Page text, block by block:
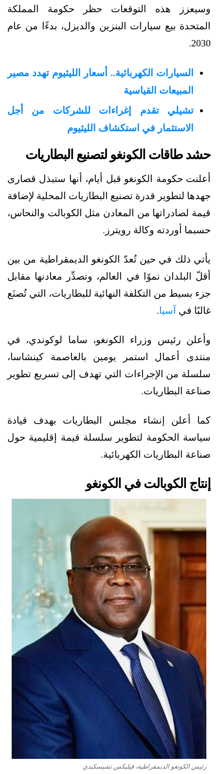
وسيعزز هذه التوقعات حظر حكومة المملكة
المتحدة بيع سيارات البنزين والديزل، بدءًا من عام
2030.
السيارات الكهربائية.. أسعار الليثيوم تهدد مصير
المبيعات القياسية
تشيلي تقدم إغراءات للشركات من أجل
الاستثمار في استكشاف الليثيوم
حشد طاقات الكونغو لتصنيع البطاريات
أعلنت حكومة الكونغو قبل أيام، أنها ستبذل قصارى
جهدها لتطوير قدرة تصنيع البطاريات المحلية لإضافة
قيمة لصادراتها من المعادن مثل الكوبالت والنحاس،
حسبما أوردته وكالة رويترز.
يأتي ذلك في حين تُعدّ الكونغو الديمقراطية من بين
أقلّ البلدان نموًا في العالم، وتصدِّر معادنها مقابل
جزء بسيط من التكلفة النهائية للبطاريات، التي تُصنَع
غالبًا في
آسيا.
وأعلن رئيس وزراء الكونغو، ساما لوكوندي، في
منتدى أعمال استمر يومين بالعاصمة كينشاسا،
سلسلة من الإجراءات التي تهدف إلى تسريع تطوير
صناعة البطاريات.
كما أعلن إنشاء مجلس البطاريات بهدف قيادة
سياسة الحكومة لتطوير سلسلة قيمة إقليمية حول
صناعة البطاريات الكهربائية.
إنتاج الكوبالت في الكونغو
رئيس الكونغو الديمقراطية، فيليكس تشيسكيدي